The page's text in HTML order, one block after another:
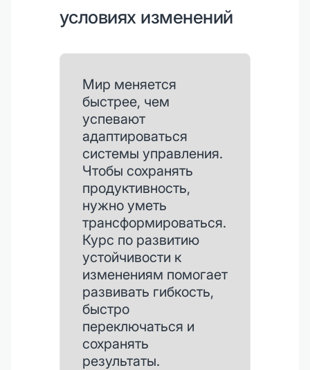
условиях изменений
Мир меняется
быстрее, чем
успевают
адаптироваться
системы управления.
Чтобы сохранять
продуктивность,
нужно уметь
трансформироваться.
Курс по развитию
устойчивости к
изменениям помогает
развивать гибкость,
быстро
переключаться и
сохранять
результаты.